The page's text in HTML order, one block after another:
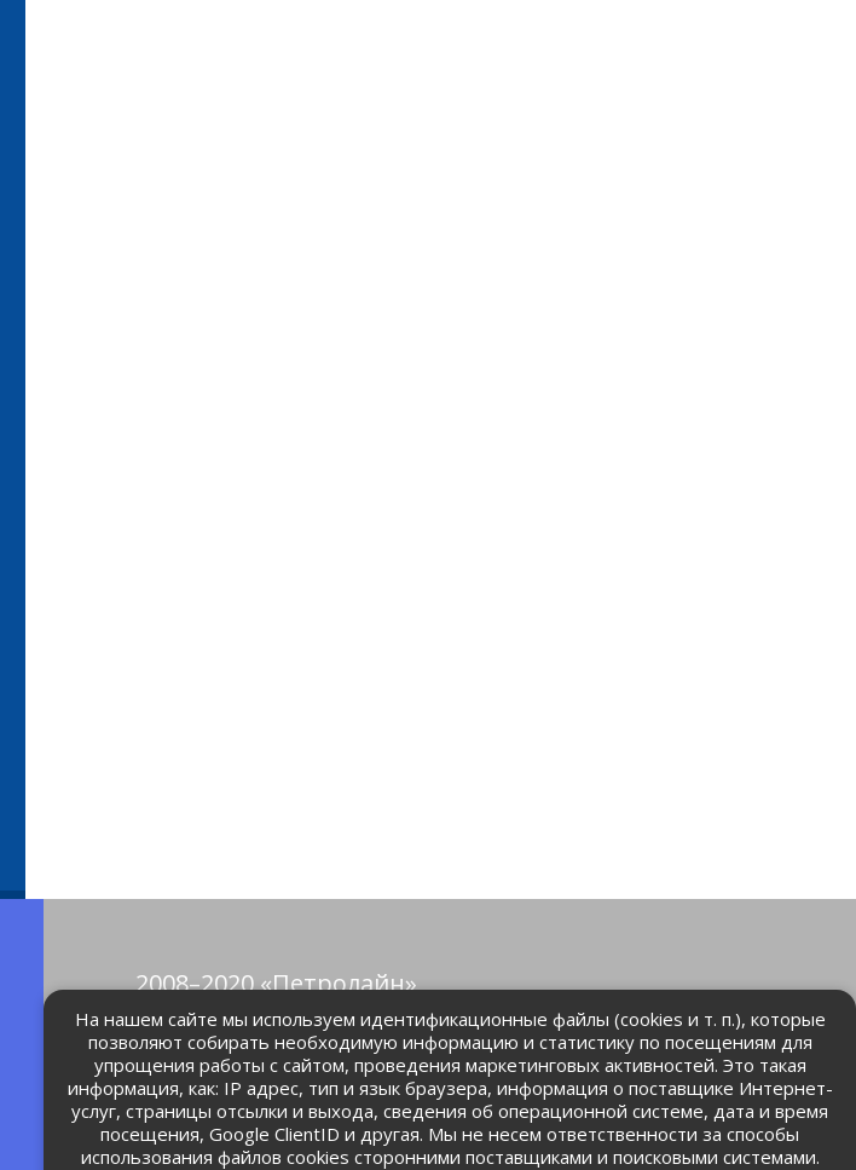
2008–2020 «Петролайн»
© Все права защищены.
petrolain@mail.ru
На нашем сайте мы используем идентификационные файлы (cookies и т. п.), которые
позволяют собирать необходимую информацию и статистику по посещениям для
упрощения работы с сайтом, проведения маркетинговых активностей. Это такая
информация, как: IP адрес, тип и язык браузера, информация о поставщике Интернет-
услуг, страницы отсылки и выхода, сведения об операционной системе, дата и время
посещения, Google ClientID и другая. Мы не несем ответственности за способы
использования файлов cookies сторонними поставщиками и поисковыми системами.